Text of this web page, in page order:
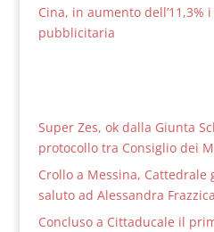
Cina, in aumento dell’11,3%
pubblicitaria
Super Zes, ok dalla Giunta
protocollo tra Consiglio dei
Crollo a Messina, Cattedrale
saluto ad Alessandra
Concluso a Cittaducale il